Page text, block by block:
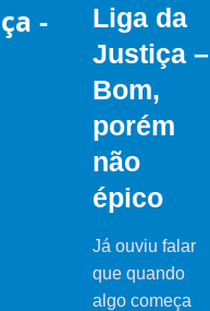
Liga da
Justiça –
Bom,
porém
não
épico
Já ouviu falar
que quando
algo começa